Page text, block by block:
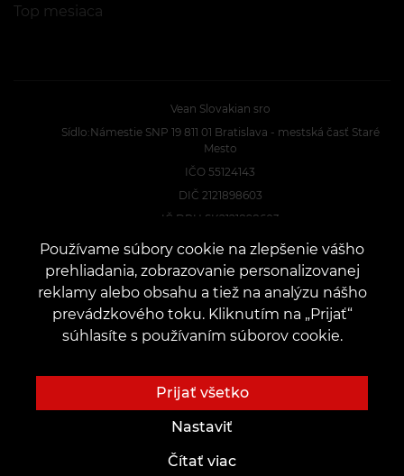
Top mesiaca
Vean Slovakian sro
Sídlo:Námestie SNP 19 811 01 Bratislava - mestská časť Staré
Mesto
IČO 55124143
DIČ 2121898603
IČ DPH SK2121898603
Konateľ Miron Malcsiczki
KONTAKTY
Kontaktujte nás:customers@vean-tattoo.sk
Spolupráca: marketing.veantattoo@gmail.com
Sťažnosti a návrhy:complaints@vean-tattoo.com
Používame súbory cookie na zlepšenie vášho
prehliadania, zobrazovanie personalizovanej
reklamy alebo obsahu a tiež na analýzu nášho
prevádzkového toku. Kliknutím na „Prijať“
súhlasíte s používaním súborov cookie.
Prijať všetko
Nastaviť
Čítať viac